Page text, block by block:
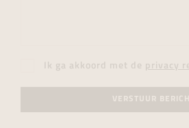
Ik ga akkoord met de privacy
VERSTUUR